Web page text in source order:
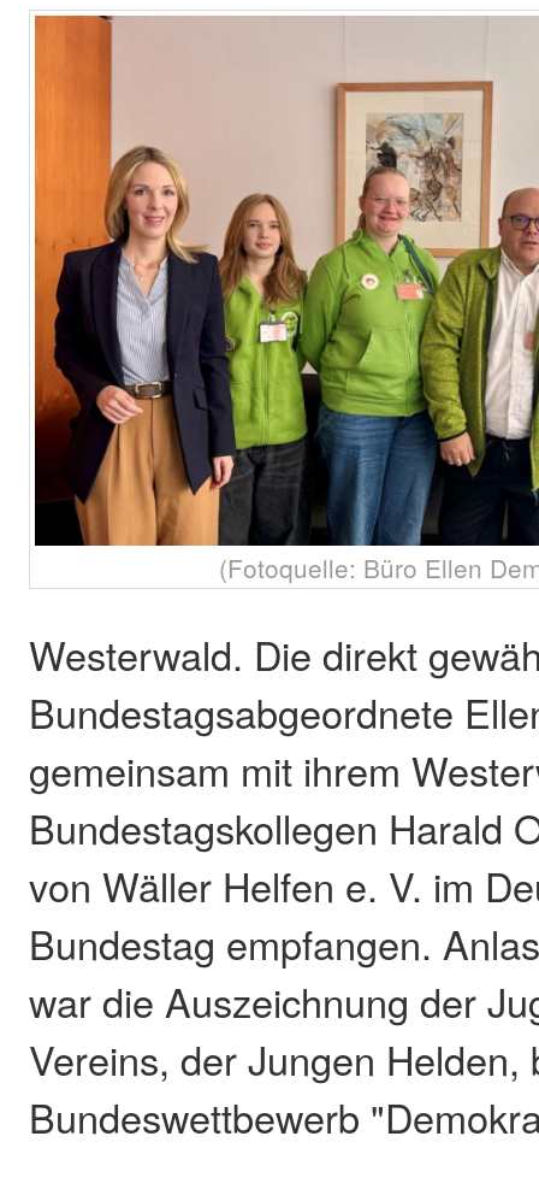
(Fotoquelle: Büro Ellen
Westerwald. Die direkt
Bundestagsabgeordnete
gemeinsam mit ihrem
Bundestagskollegen Harald
von Wäller Helfen e. V. im
Bundestag empfangen.
war die Auszeichnung der
Vereins, der Jungen Helden,
Bundeswettbewerb